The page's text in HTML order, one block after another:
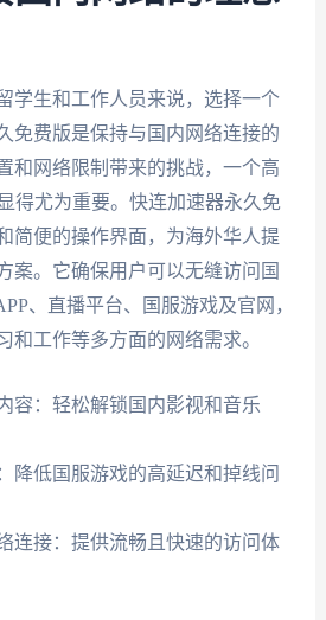
学生和工作人员来说，选择一个
免费版是保持与国内网络连接的
和网络限制带来的挑战，一个高
得尤为重要。快连加速器永久免
简便的操作界面，为海外华人提
案。它确保用户可以无缝访问国
、直播平台、国服游戏及官网，
和工作等多方面的网络需求。
容：轻松解锁国内影视和音乐
降低国服游戏的高延迟和掉线问
连接：提供流畅且快速的访问体